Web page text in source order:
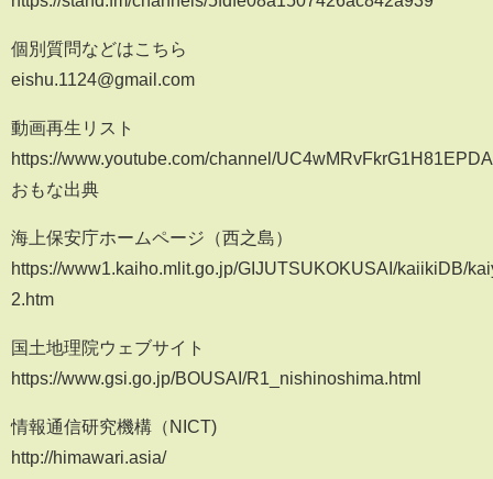
個別質問などはこちら
eishu.1124@gmail.com
動画再生リスト
https://www.youtube.com/channel/
おもな出典
海上保安庁ホームページ（西之島）
https://www1.kaiho.mlit.go.jp/GIJUTSUKOKUSAI/kaiikiDB/
2.htm
国土地理院ウェブサイト
https://www.gsi.go.jp/BOUSAI/R1_nishinoshima.html
情報通信研究機構（NICT)
http://himawari.asia/